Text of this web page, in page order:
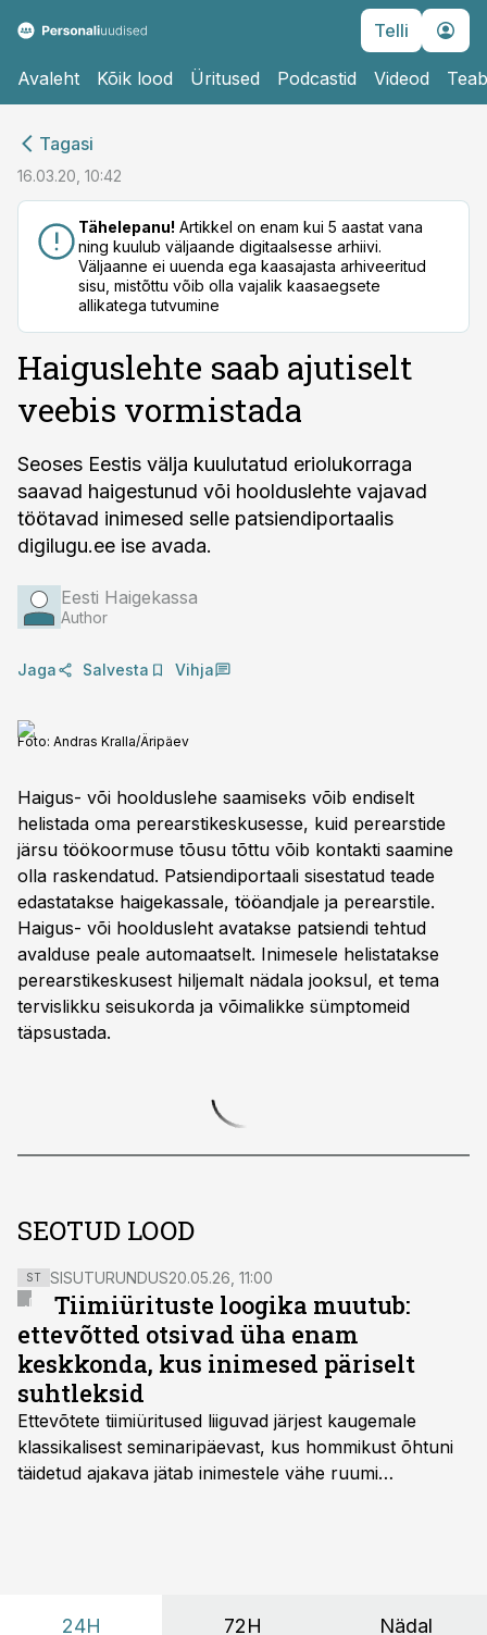
Telli
Avaleht Kõik lood Üritused Podcastid Videod
Tagasi
16.03.20, 10:42
Tähelepanu! Artikkel on enam kui 5 aastat vana
ning kuulub väljaande digitaalsesse arhiivi.
Väljaanne ei uuenda ega kaasajasta arhiveeritud
sisu, mistõttu võib olla vajalik kaasaegsete
allikatega tutvumine
Haiguslehte saab ajutiselt
veebis vormistada
Seoses Eestis välja kuulutatud eriolukorraga
saavad haigestunud või hoolduslehte vajavad
töötavad inimesed selle patsiendiportaalis
digilugu.ee ise avada.
Eesti Haigekassa
Author
Jaga Salvesta Vihja
Foto: Andras Kralla/Äripäev
Haigus- või hoolduslehe saamiseks võib endiselt
helistada oma perearstikeskusesse, kuid perearstide
järsu töökoormuse tõusu tõttu võib kontakti saamine
olla raskendatud. Patsiendiportaali sisestatud teade
edastatakse haigekassale, tööandjale ja perearstile.
Haigus- või hooldusleht avatakse patsiendi tehtud
avalduse peale automaatselt. Inimesele helistatakse
perearstikeskusest hiljemalt nädala jooksul, et tema
tervislikku seisukorda ja võimalikke sümptomeid
täpsustada.
SEOTUD LOOD
ST SISUTURUNDUS20.05.26, 11:00
Tiimiürituste loogika muutub:
ettevõtted otsivad üha enam
keskkonda, kus inimesed päriselt
suhtleksid
Ettevõtete tiimiüritused liiguvad järjest kaugemale
klassikalisest seminaripäevast, kus hommikust õhtuni
täidetud ajakava jätab inimestele vähe ruumi
24H 72H Nädal